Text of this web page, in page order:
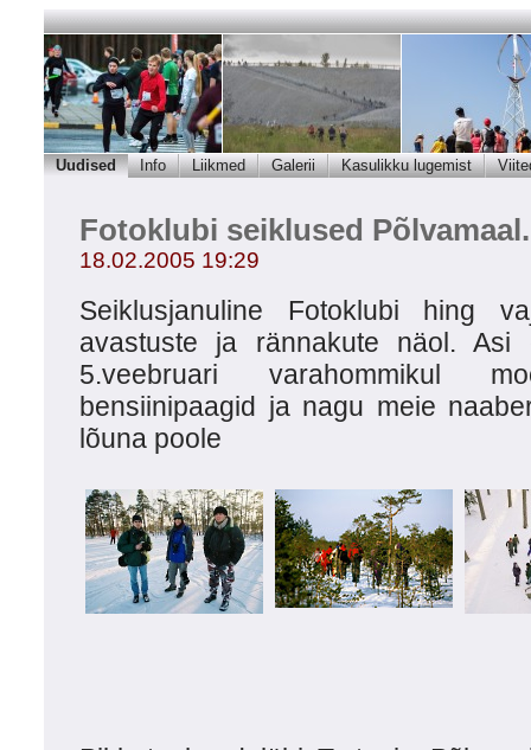
Uudised Info Liikmed Galerii Kasulikku lugemist
Fotoklubi seiklused Põlvamaal.
18.02.2005 19:29
Seiklusjanuline Fotoklubi hing
avastuste ja rännakute näol. Asi
5.veebruari varahommikul
bensiinipaagid ja nagu meie
lõuna poole